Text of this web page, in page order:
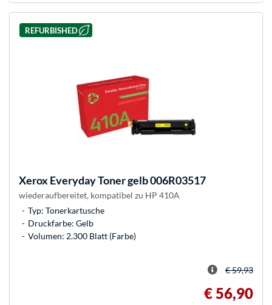
REFURBISHED
XeroxEveryday Toner gelb 006R03517
wiederaufbereitet, kompatibel zu HP 410A
Typ: Tonerkartusche
Druckfarbe: Gelb
Volumen: 2.300 Blatt (Farbe)
€ 59,93
€ 56,90